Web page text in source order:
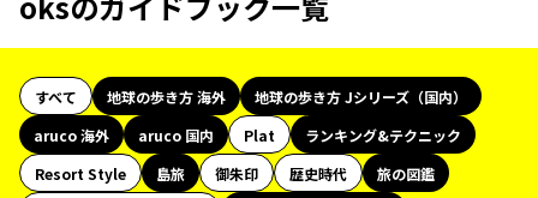
すべて 地球の歩き方 海外
地球の歩き方 Jシリーズ（国内）
aruco 海外
aruco 国内 Plat
ランキング&テクニック
Resort Style
島旅 御朱印 歴史時代
旅の図鑑